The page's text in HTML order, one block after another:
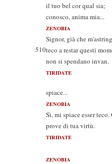
il tuo bel cor qual sia;
conosco, anima mia...
ZENOBIA
Signor, già che
510teco a restar questi
non si spendano invan.
TIRIDATE
spiace...
ZENOBIA
Sì, mi spiace esser
prove di tua virtù.
TIRIDATE
ZENOBIA